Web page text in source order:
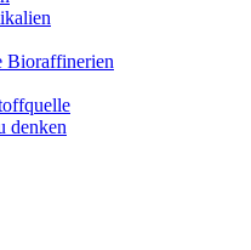
Bioraffinerien
denken